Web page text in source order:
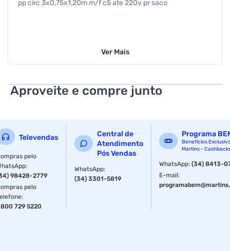
pp circ 3x0,75x1,20m m/f c5 ate 220v pr saco
Ver Mais
Aproveite e compre junto
Televendas
pelo
:
98428-2779
pelo
:
729 5220
Central de
Atendimento
Pós Vendas
WhatsApp:
(34) 3301-5819
Programa
Benefícios
Martins -
WhatsApp:(34) 8413-
E-mail: